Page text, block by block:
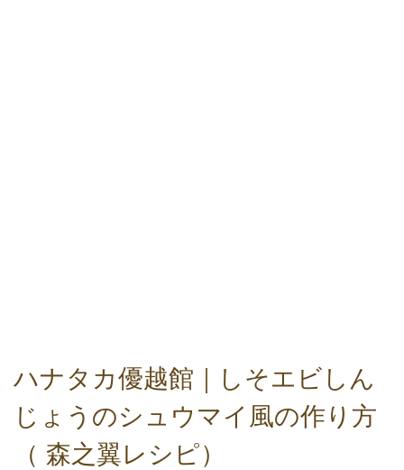
ハナタカ優越館｜しそエビしん
じょうのシュウマイ風の作り方
（ 森之翼レシピ）